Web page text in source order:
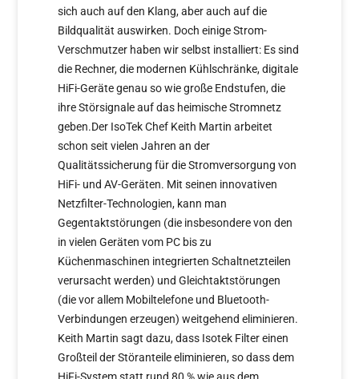
sich auch auf den Klang, aber auch auf die
Bildqualität auswirken. Doch einige Strom-
Verschmutzer haben wir selbst installiert: Es sind
die Rechner, die modernen Kühlschränke, digitale
HiFi-Geräte genau so wie große Endstufen, die
ihre Störsignale auf das heimische Stromnetz
geben.Der IsoTek Chef Keith Martin arbeitet
schon seit vielen Jahren an der
Qualitätssicherung für die Stromversorgung von
HiFi- und AV-Geräten. Mit seinen innovativen
Netzfilter-Technologien, kann man
Gegentaktstörungen (die insbesondere von den
in vielen Geräten vom PC bis zu
Küchenmaschinen integrierten Schaltnetzteilen
verursacht werden) und Gleichtaktstörungen
(die vor allem Mobiltelefone und Bluetooth-
Verbindungen erzeugen) weitgehend eliminieren.
Keith Martin sagt dazu, dass Isotek Filter einen
Großteil der Störanteile eliminieren, so dass dem
HiFi-System statt rund 80 % wie aus dem